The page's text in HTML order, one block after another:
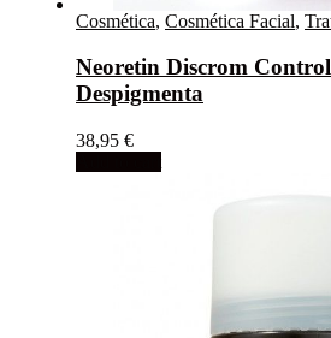
Cosmética, Cosmética Facial,
Neoretin Discrom
Despigmenta
38,95 €